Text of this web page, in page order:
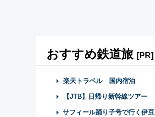
おすすめ鉄道旅 [PR]
楽天トラベル 国内宿泊
【JTB】日帰り新幹線ツアー
サフィール踊り子号で行く伊豆